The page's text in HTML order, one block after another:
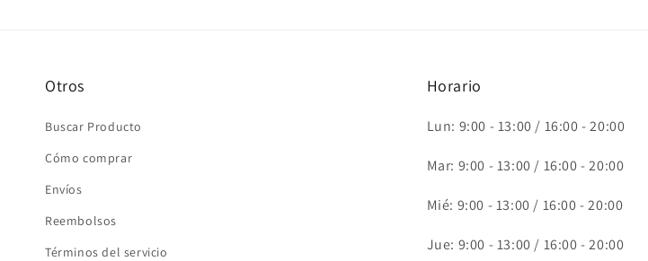
Otros
Buscar Producto
Cómo comprar
Envíos
Reembolsos
Términos del servicio
Horario
Lun: 9:00 - 13:00 / 16:00 - 20:00
Mar: 9:00 - 13:00 / 16:00 - 20:00
Mié: 9:00 - 13:00 / 16:00 - 20:00
Jue: 9:00 - 13:00 / 16:00 - 20:00